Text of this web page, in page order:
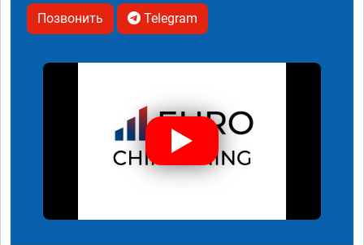
Позвонить Telegram